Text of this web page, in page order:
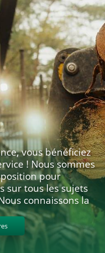
vous bénéficiez
! Nous sommes
pour
sur tous les sujets
connaissons la